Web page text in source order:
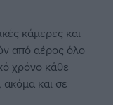
κάμερες και
από αέρος όλο
χρόνο κάθε
και σε